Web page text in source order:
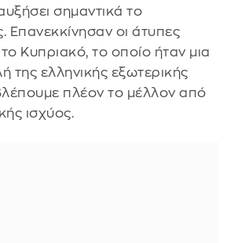
σημαντικά το
Επανεκκίνησαν οι άτυπες
Κυπριακό, το οποίο ήταν μια
της ελληνικής εξωτερικής
πλέον το μέλλον από
ισχύος.